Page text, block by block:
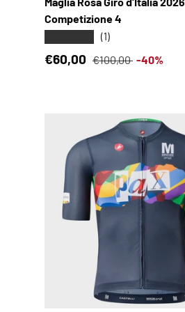
Competizione 4
(1)
Prezzo di vendita
€60,00 Prezzo normale
€100,00 -40%